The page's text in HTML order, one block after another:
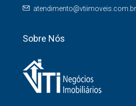
atendimento@vtiimoveis.com.br
Sobre Nós